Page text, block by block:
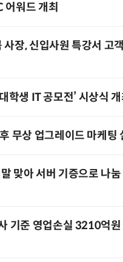
어워드 개최
사장, 신입사원 특강서 고
학생 IT 공모전’ 시상식 개
무상 업그레이드 마케팅
맞아 서버 기증으로 나
기준 영업손실 3210억